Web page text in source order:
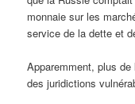
monnaie sur les
service de la dette et
Apparemment, plus
des juridictions